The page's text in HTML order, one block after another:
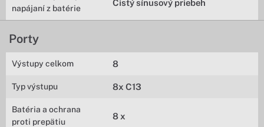
napájaní z batérie
Čistý sínusový priebeh
Porty
Výstupy celkom 8
Typ výstupu 8x C13
Batéria a ochrana
proti prepätiu
8 x